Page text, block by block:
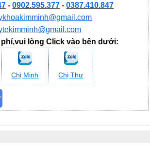
-0902.595.377 -0387.410.847
phí,vui lòng Click vào bên dưới:
Chị Minh Chị Thư